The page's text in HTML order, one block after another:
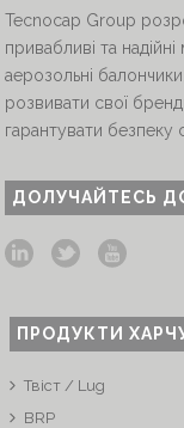
Tecnocap Group
привабливі та
аерозольні
розвивати свої
гарантувати безпеку
ДОЛУЧАЙТЕСЬ
ПРОДУКТИ
Твіст / Lug
BRP